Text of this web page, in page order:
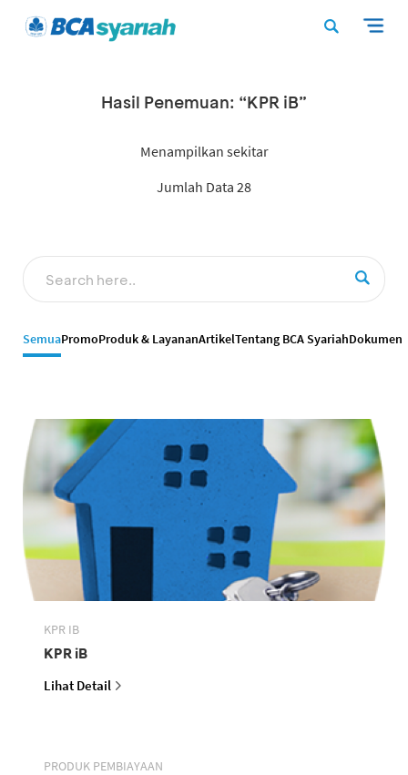
Hasil Penemuan: “KPR iB”
Menampilkan sekitar
Jumlah Data 28
SemuaPromoProduk & LayananArtikelTentang BCA SyariahDokumen
KPR IB
KPR iB
Lihat Detail
PRODUK PEMBIAYAAN